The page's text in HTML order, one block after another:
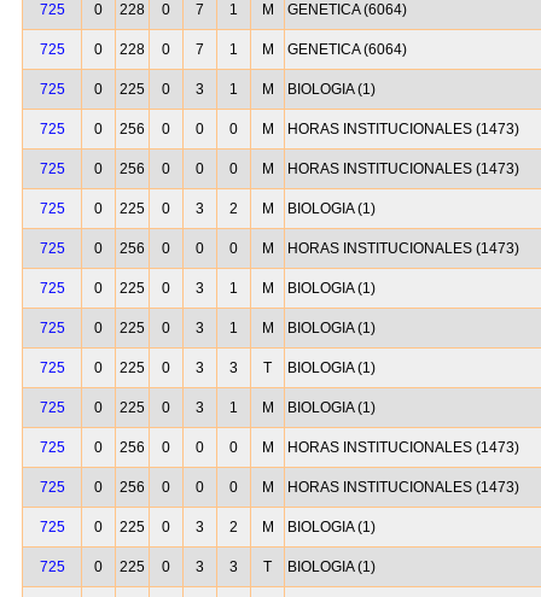
725 0 228 0 7 1 M GENETICA (6064)
725 0 228 0 7 1 M GENETICA (6064)
725 0 225 0 3 1 M BIOLOGIA (1)
725 0 256 0 0 0 M HORAS INSTITUCIONALES (1473)
725 0 256 0 0 0 M HORAS INSTITUCIONALES (1473)
725 0 225 0 3 2 M BIOLOGIA (1)
725 0 256 0 0 0 M HORAS INSTITUCIONALES (1473)
725 0 225 0 3 1 M BIOLOGIA (1)
725 0 225 0 3 1 M BIOLOGIA (1)
725 0 225 0 3 3 T BIOLOGIA (1)
725 0 225 0 3 1 M BIOLOGIA (1)
725 0 256 0 0 0 M HORAS INSTITUCIONALES (1473)
725 0 256 0 0 0 M HORAS INSTITUCIONALES (1473)
725 0 225 0 3 2 M BIOLOGIA (1)
725 0 225 0 3 3 T BIOLOGIA (1)